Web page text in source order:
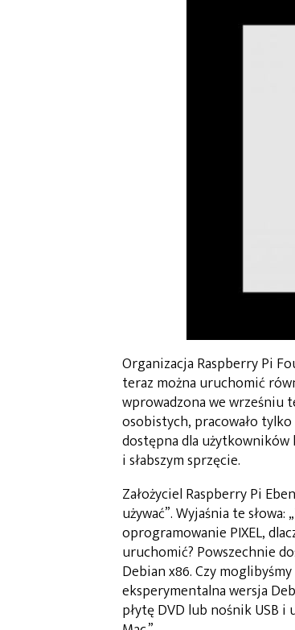
Organizacja Raspberry Pi
teraz można uruchomić
wprowadzona we wrześniu
osobistych, pracowało
dostępna dla użytkowników
i słabszym sprzęcie.
Założyciel Raspberry Pi
używać”. Wyjaśnia te
oprogramowanie PIXEL,
uruchomić? Powszechnie
Debian x86. Czy
eksperymentalna wersja
płytę DVD lub nośnik USB